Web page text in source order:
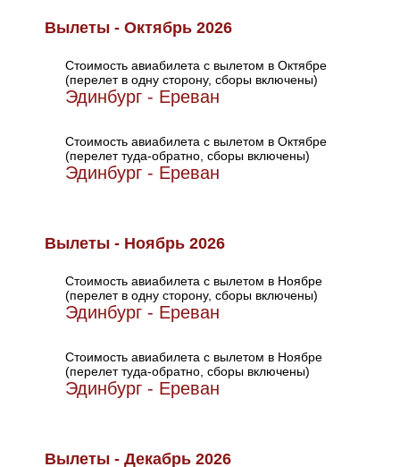
Вылеты - Октябрь 2026
Стоимость авиабилета с вылетом в Октябре
(перелет в одну сторону, сборы включены)
Эдинбург - Ереван
Стоимость авиабилета с вылетом в Октябре
(перелет туда-обратно, сборы включены)
Эдинбург - Ереван
Вылеты - Ноябрь 2026
Стоимость авиабилета с вылетом в Ноябре
(перелет в одну сторону, сборы включены)
Эдинбург - Ереван
Стоимость авиабилета с вылетом в Ноябре
(перелет туда-обратно, сборы включены)
Эдинбург - Ереван
Вылеты - Декабрь 2026